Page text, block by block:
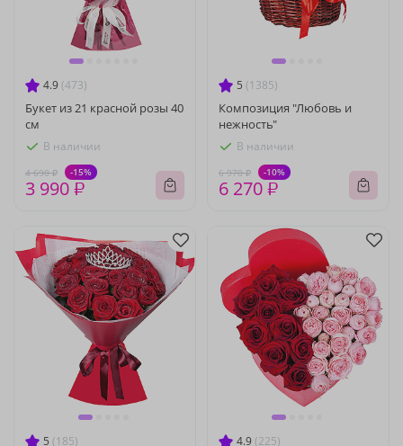
4.9 (473)
Букет из 21 красной розы 40
см
В наличии
4 690 ₽ -15%
3 990 ₽
5 (1385)
Композиция "Любовь и
нежность"
В наличии
6 970 ₽ -10%
6 270 ₽
5 (185) 4.9 (225)